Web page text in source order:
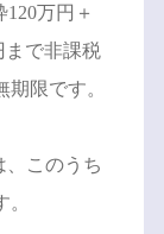
万円＋
まで非課税
限です。
、このうち